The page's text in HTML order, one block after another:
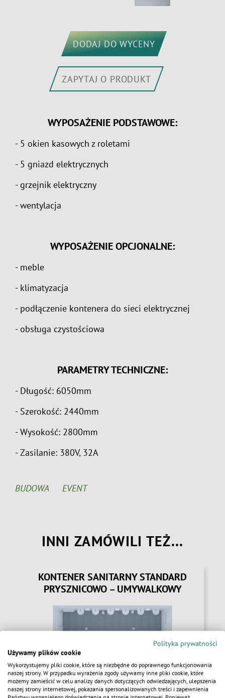
DODAJ DO WYCENY
ZAPYTAJ O PRODUKT
WYPOSAŻENIE PODSTAWOWE:
- 5 okien kasowych z roletami
- 5 gniazd elektrycznych
- grzejnik elektryczny
- wentylacja
WYPOSAŻENIE OPCJONALNE:
- meble
- klimatyzacja
- podłączenie kontenera do sieci elektrycznej
- obsługa czystościowa
PARAMETRY TECHNICZNE:
- Długość: 6050mm
- Szerokość: 2440mm
- Wysokość: 2800mm
- Zasilanie: 380V, 32A
BUDOWA EVENT
INNI ZAMÓWILI TEŻ...
KONTENER SANITARNY STANDARD
PRYSZNICOWO – UMYWALKOWY
SZCZEGÓŁY
Polityka prywatności
Używamy plików cookie
Wykorzystujemy pliki cookie, które są niezbędne do poprawnego funkcjonowania
naszej strony. W przypadku wyrażenia zgody używamy inne pliki cookie, które
możemy zamieścić w celu analizy danych dotyczących odwiedzających, ulepszenia
naszej strony internetowej, pokazania spersonalizowanych treści i zapewnienia